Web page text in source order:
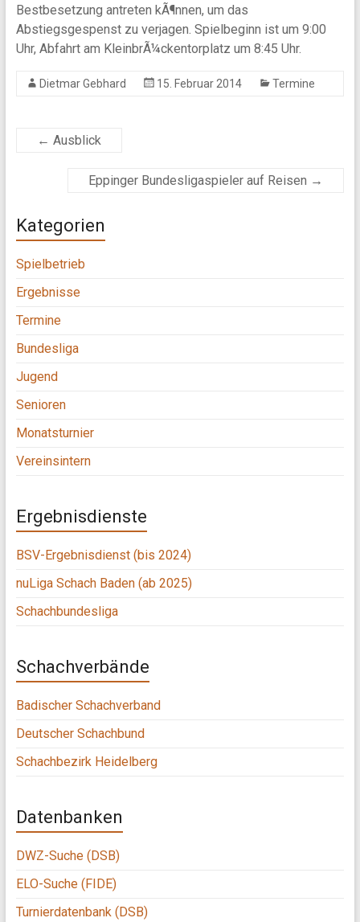
Bestbesetzung antreten kÃ¶nnen, um das
Abstiegsgespenst zu verjagen. Spielbeginn ist um 9:00
Uhr, Abfahrt am KleinbrÃ¼ckentorplatz um 8:45 Uhr.
Dietmar Gebhard 15. Februar 2014 Termine
← Ausblick
Eppinger Bundesligaspieler auf Reisen →
Kategorien
Spielbetrieb
Ergebnisse
Termine
Bundesliga
Jugend
Senioren
Monatsturnier
Vereinsintern
Ergebnisdienste
BSV-Ergebnisdienst (bis 2024)
nuLiga Schach Baden (ab 2025)
Schachbundesliga
Schachverbände
Badischer Schachverband
Deutscher Schachbund
Schachbezirk Heidelberg
Datenbanken
DWZ-Suche (DSB)
ELO-Suche (FIDE)
Turnierdatenbank (DSB)